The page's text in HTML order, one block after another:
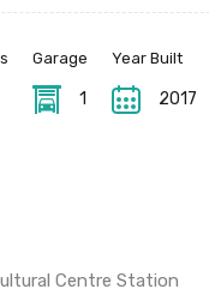
Garage
1
Year Built
2017
Centre Station